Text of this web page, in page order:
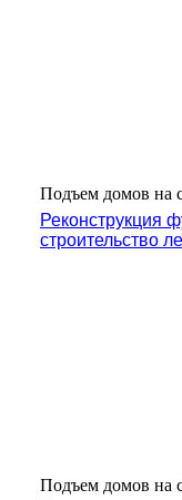
Подъем домов на
Реконструкция
строительство
Подъем домов на